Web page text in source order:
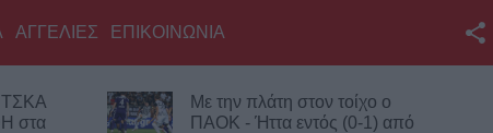
Twitter
ΑΓΓΕΛΙΕΣ ΕΠΙΚΟΙΝΩΝΙΑ
ΤΣΚΑ
στα
Με την πλάτη στον τοίχο ο
ΠΑΟΚ - Ήττα εντός (0-1) από